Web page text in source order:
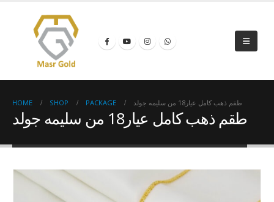
HOME SHOP PACKAGE طقم ذهب كامل عيار18 من سليمه جولد
طقم ذهب كامل عيار18 من سليمه جولد